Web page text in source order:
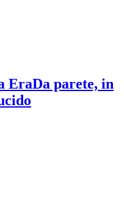
EraDa parete, in